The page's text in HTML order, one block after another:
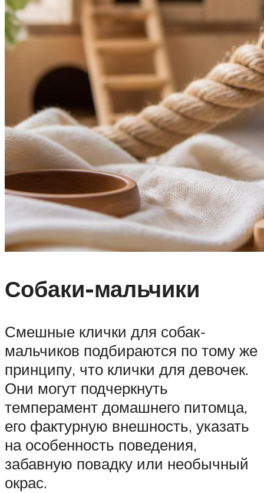
Собаки-мальчики
Смешные клички для собак-
мальчиков подбираются по тому же
принципу, что клички для девочек.
Они могут подчеркнуть
темперамент домашнего питомца,
его фактурную внешность, указать
на особенность поведения,
забавную повадку или необычный
окрас.